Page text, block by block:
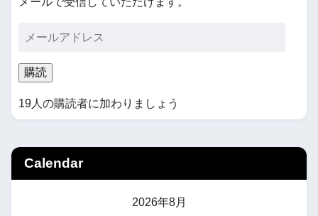
購読
19人の購読者に加わりましょう
Calendar
2026年8月